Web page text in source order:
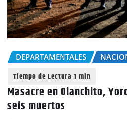
DEPARTAMENTALES
Masacre en Olanchito,
seis muertos